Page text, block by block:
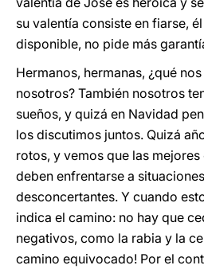
su valentía consiste en fiarse,
disponible, no pide más
Hermanos, hermanas, ¿qué
nosotros? También nosotros
sueños, y quizá en Navidad
los discutimos juntos. Quizá
rotos, y vemos que las
deben enfrentarse a
desconcertantes. Y cuando
indica el camino: no hay que
negativos, como la rabia y la
camino equivocado! Por el